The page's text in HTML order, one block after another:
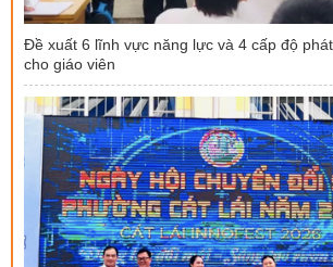
Đề xuất 6 lĩnh vực năng lực và 4 cấp độ
cho giáo viên